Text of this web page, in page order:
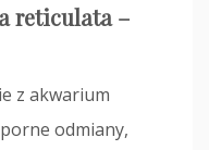
reticulata –
z akwarium
odmiany,